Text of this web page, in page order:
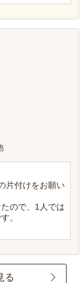
片付けをお願い
ので、1人では
。
る